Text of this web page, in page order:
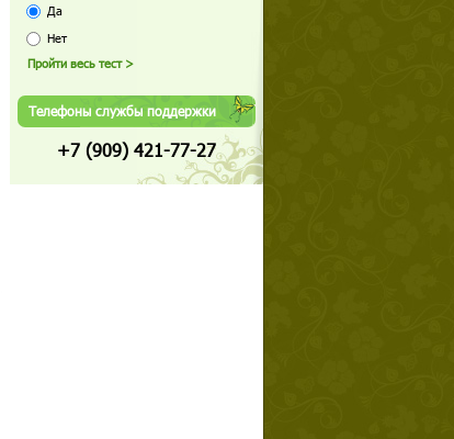
Да
Нет
Телефоны службы поддержки
+7 (909) 421-77-27